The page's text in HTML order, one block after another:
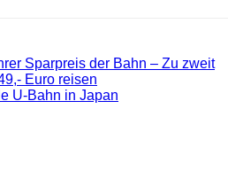
Sparpreis der Bahn – Zu zweit
Euro reisen
U-Bahn in Japan